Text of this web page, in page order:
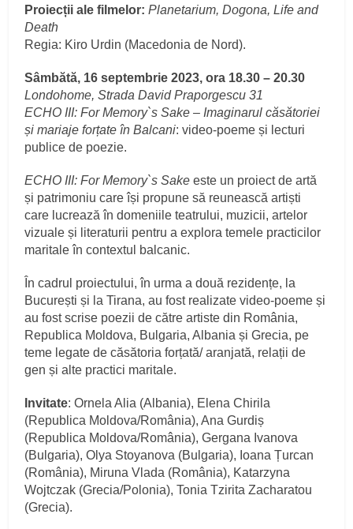
Proiecții ale filmelor: Planetarium, Dogona, Life and
Death
Regia: Kiro Urdin (Macedonia de Nord).
Sâmbătă, 16 septembrie 2023, ora 18.30 – 20.30
Londohome, Strada David Praporgescu 31
ECHO III: For Memory`s Sake – Imaginarul căsătoriei
și mariaje forțate în Balcani: video-poeme și lecturi
publice de poezie.
ECHO III: For Memory`s Sake este un proiect de artă
și patrimoniu care își propune să reunească artiști
care lucrează în domeniile teatrului, muzicii, artelor
vizuale și literaturii pentru a explora temele practicilor
maritale în contextul balcanic.
În cadrul proiectului, în urma a două rezidențe, la
București și la Tirana, au fost realizate video-poeme și
au fost scrise poezii de către artiste din România,
Republica Moldova, Bulgaria, Albania și Grecia, pe
teme legate de căsătoria forțată/ aranjată, relații de
gen și alte practici maritale.
Invitate: Ornela Alia (Albania), Elena Chirila
(Republica Moldova/România), Ana Gurdiș
(Republica Moldova/România), Gergana Ivanova
(Bulgaria), Olya Stoyanova (Bulgaria), Ioana Țurcan
(România), Miruna Vlada (România), Katarzyna
Wojtczak (Grecia/Polonia), Tonia Tzirita Zacharatou
(Grecia).